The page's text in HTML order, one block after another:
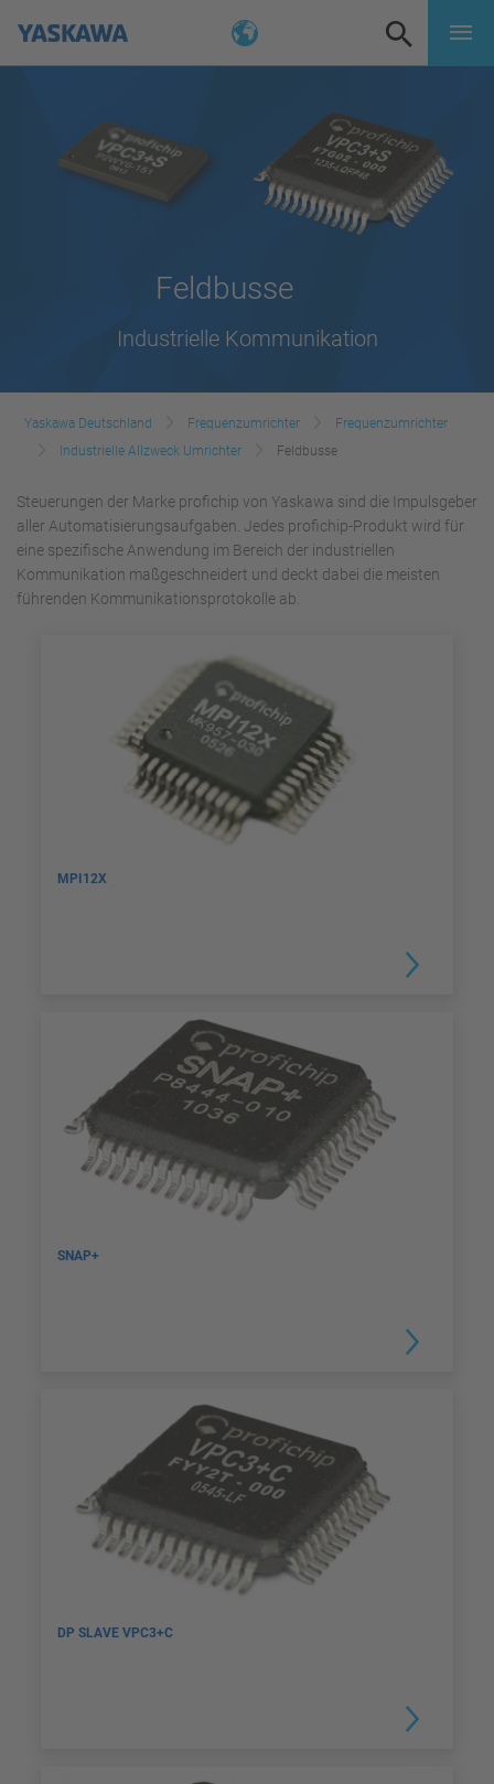
Feldbusse
Industrielle Kommunikation
Yaskawa Deutschland Frequenzumrichter
Frequenzumrichter
Industrielle Allzweck Umrichter
Feldbusse
Steuerungen der Marke profichip von Yaskawa sind die Impulsgeber
aller Automatisierungsaufgaben. Jedes profichip-Produkt wird für
eine spezifische Anwendung im Bereich der industriellen
Kommunikation maßgeschneidert und deckt dabei die meisten
führenden Kommunikationsprotokolle ab.
MPI12X
SNAP+
DP SLAVE VPC3+C